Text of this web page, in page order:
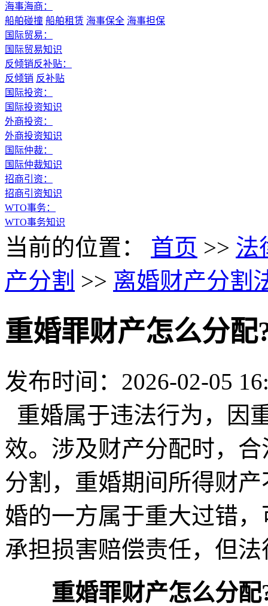
海事海商：
船舶碰撞 船舶租赁 海事保全 海事担保
国际贸易：
国际贸易知识
反倾销反补贴：
反倾销 反补贴
国际投资：
国际投资知识
外商投资：
外商投资知识
国际仲裁：
国际仲裁知识
招商引资：
招商引资知识
WTO事务：
WTO事务知识
当前的位置： 首页 >> 法
产分割 >> 离婚财产分割
重婚罪财产怎么分配
发布时间：2026-02-05
重婚属于违法行为，因
效。涉及财产分配时，
分割，重婚期间所得财
婚的一方属于重大过错
承担损害赔偿责任，但
重婚罪财产怎么分配